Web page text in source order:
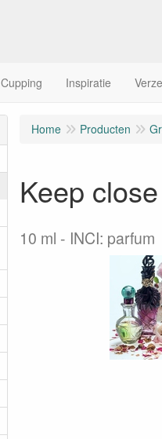
Cupping Inspiratie
Home Producten
Keep
10 ml INCI: parfum